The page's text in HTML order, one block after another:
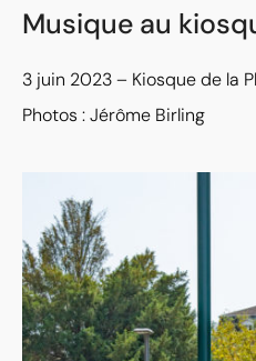
Musique au
3 juin 2023 – Kiosque de la
Photos : Jérôme Birling